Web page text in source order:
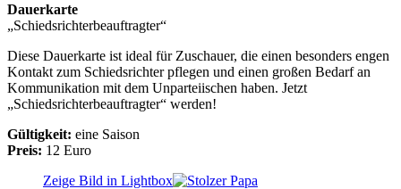
Dauerkarte
„Schiedsrichterbeauftragter“
Diese Dauerkarte ist ideal für Zuschauer, die einen besonders engen
Kontakt zum Schiedsrichter pflegen und einen großen Bedarf an
Kommunikation mit dem Unparteiischen haben. Jetzt
„Schiedsrichterbeauftragter“ werden!
Gültigkeit: eine Saison
Preis: 12 Euro
Zeige Bild in Lightbox